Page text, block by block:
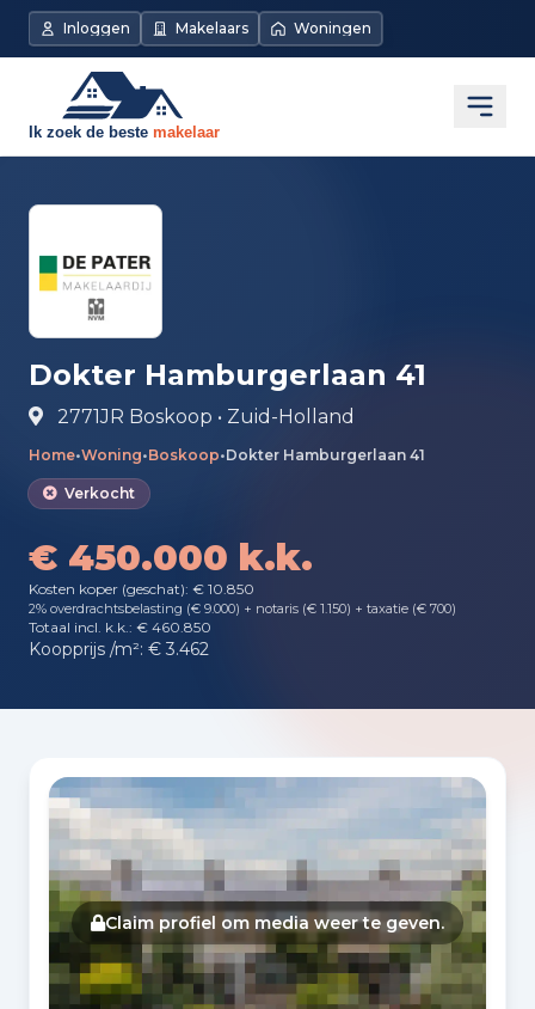
Direct naar de inhoud
Inloggen Makelaars Woningen
Dokter Hamburgerlaan 41
2771JR Boskoop • Zuid-Holland
Home•Woning•Boskoop•Dokter Hamburgerlaan 41
Verkocht
€ 450.000 k.k.
Kosten koper (geschat): € 10.850
2% overdrachtsbelasting (€ 9.000) + notaris (€ 1.150) + taxatie (€ 700)
Totaal incl. k.k.: € 460.850
Koopprijs /m²: € 3.462
Fotogalerij
Claim profiel om media weer te geven.